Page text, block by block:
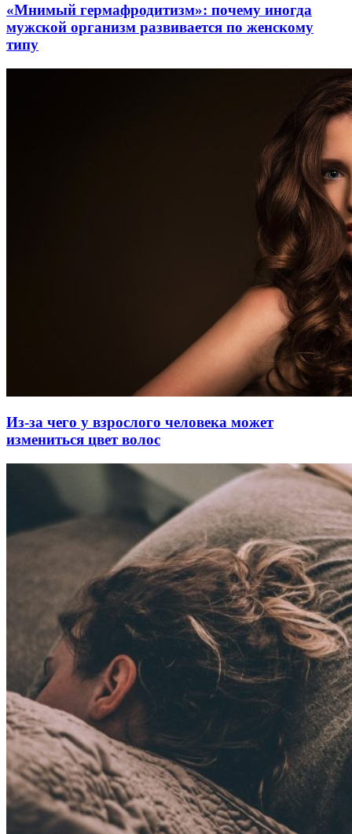
«Мнимый гермафродитизм»: почему иногда
мужской организм развивается по женскому
типу
Из-за чего у взрослого человека может
измениться цвет волос